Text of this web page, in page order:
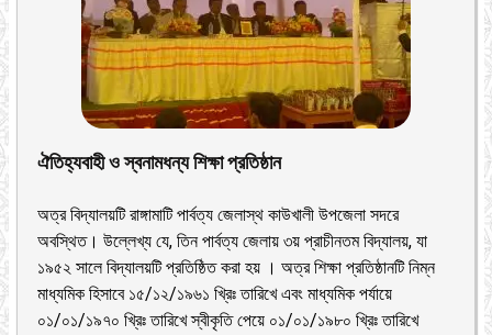
ঐতিহ্যবাহী ও স্বনামধন্য শিক্ষা প্রতিষ্ঠান
অত্র বিদ্যালয়টি রাঙ্গামাটি পার্বত্য জেলাস্থ কাউখালী উপজেলা সদরে
অবস্থিত। উল্লেখ্য যে, তিন পার্বত্য জেলায় ৩য় প্রাচীনতম বিদ্যালয়, যা
১৯৫২ সালে বিদ্যালয়টি প্রতিষ্ঠিত করা হয় । অত্র শিক্ষা প্রতিষ্ঠানটি নিম্ন
মাধ্যমিক হিসাবে ১৫/১২/১৯৬১ খ্রিঃ তারিখে এবং মাধ্যমিক পর্যায়ে
০১/০১/১৯৭০ খ্রিঃ তারিখে স্বীকৃতি পেয়ে ০১/০১/১৯৮০ খ্রিঃ তারিখে